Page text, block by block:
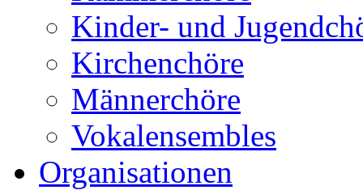
Kinder- und
Kirchenchöre
Männerchöre
Vokalensembles
Organisationen